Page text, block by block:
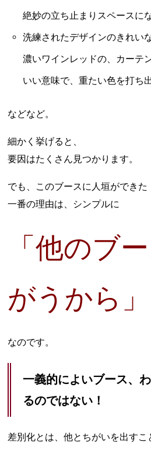
絶妙の立ち止まりスペースに
洗練されたデザインのきれい
濃いワインレッドの、カーテ
いい意味で、重たい色を打ち
などなど。
細かく挙げると、
要因はたくさん見つかります。
でも、このブースに人垣ができた
一番の理由は、シンプルに
「他のブ
がうから」
なのです。
一義的によいブース、
るのではない！
差別化とは、他とちがいを出すこ